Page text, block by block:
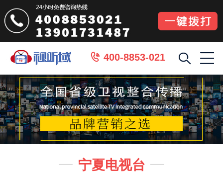
 400-8853-021
 宁夏电视台 